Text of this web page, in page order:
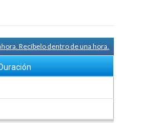
Recíbelo dentro de una hora.
Duración